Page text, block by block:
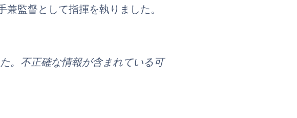
兼監督として指揮を執りました。
。不正確な情報が含まれている可